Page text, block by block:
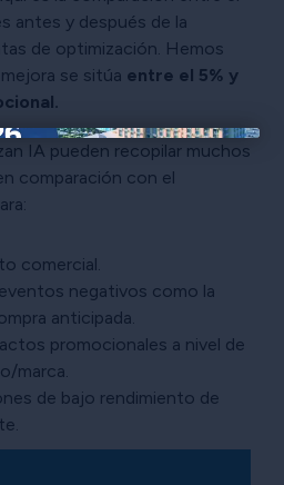
×
antes y después de la
de optimización. Hemos
se sitúa entre el 5% y
IA pueden recopilar muchos
comparación con el
comercial.
negativos como la
anticipada.
promocionales a nivel de
marca.
de bajo rendimiento de